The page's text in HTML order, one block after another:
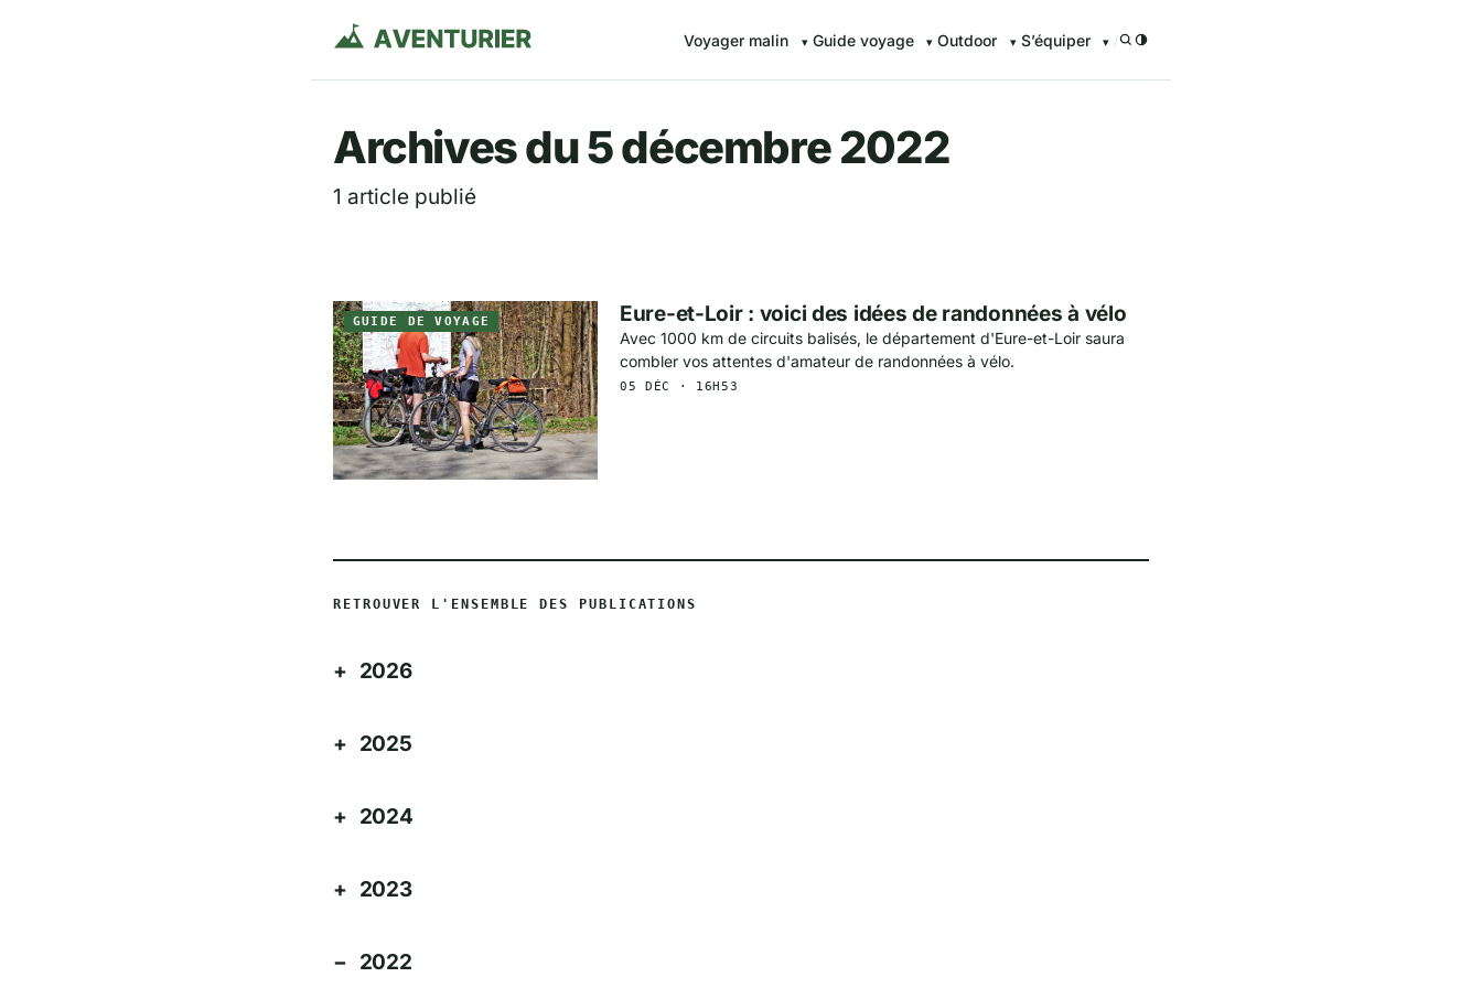
Aventurier.fr — Voyager malin avec Aventurier.FR grâce à nos
Voyager malin Guide voyage Outdoor S’équiper /
Archives du 5 décembre 2022
1 article publié
GUIDE DE VOYAGE Eure-et-Loir : voici des idées de randonnées à vélo
Avec 1000 km de circuits balisés, le département d'Eure-et-Loir saura
combler vos attentes d'amateur de randonnées à vélo.
05 DÉC · 16H53
RETROUVER L'ENSEMBLE DES PUBLICATIONS
2026
2025
2024
2023
2022